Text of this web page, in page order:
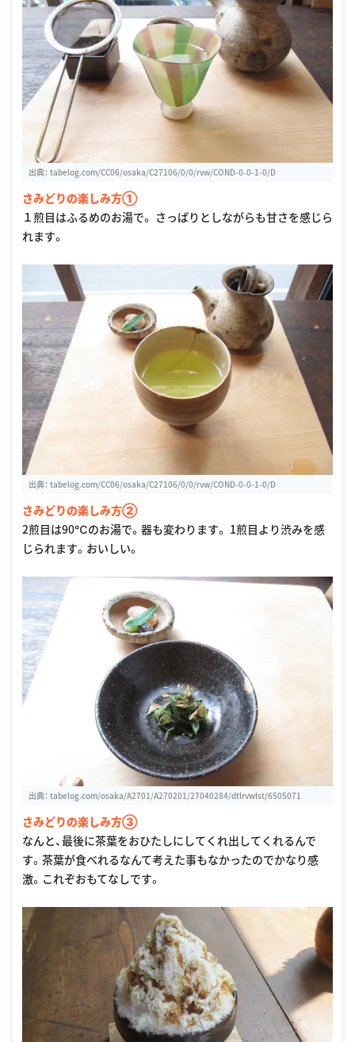
出典： tabelog.com/CC06/osaka/C27106/0/0/rvw/COND-0-0-1-0/D
さみどりの楽しみ方①
１煎目はふるめのお湯で。 さっぱりとしながらも甘さを感じら
れます。
出典： tabelog.com/CC06/osaka/C27106/0/0/rvw/COND-0-0-1-0/D
さみどりの楽しみ方②
2煎目は90℃のお湯で。器も変わります。 1煎目より渋みを感
じられます。おいしい。
出典： tabelog.com/osaka/A2701/A270201/27040284/dtlrvwlst/6505071
さみどりの楽しみ方③
なんと、最後に茶葉をおひたしにしてくれ出してくれるんで
す。茶葉が食べれるなんて考えた事もなかったのでかなり感
激。これぞおもてなしです。